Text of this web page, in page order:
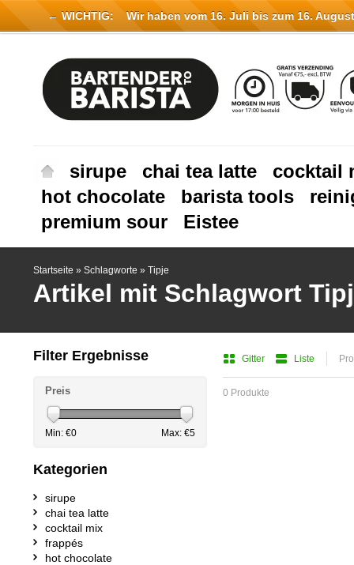
sirupe chai tea latte
cocktail
hot chocolate
barista tools
premium sour
Eistee
Startseite » Schlagworte » Tipje
Artikel mit Schlagwort
Gitter Liste
0 Produkte
Filter Ergebnisse
Preis
Min: €0 Max: €5
Kategorien
sirupe
chai tea latte
cocktail mix
frappés
hot chocolate
← WICHTIG: Wir haben vom 16. Juli bis zum 16.